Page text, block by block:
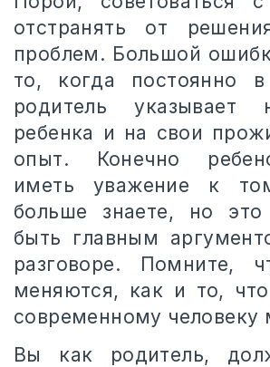
отстранять от
проблем. Большой
то, когда постоянно в
родитель указывает
ребенка и на свои
опыт. Конечно
иметь уважение к
больше знаете, но
быть главным
разговоре. Помните,
меняются, как и то, что
современному человеку
Вы как родитель,